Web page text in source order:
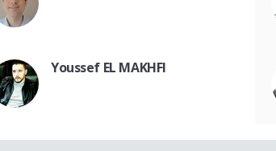
Youssef EL MAKHFI